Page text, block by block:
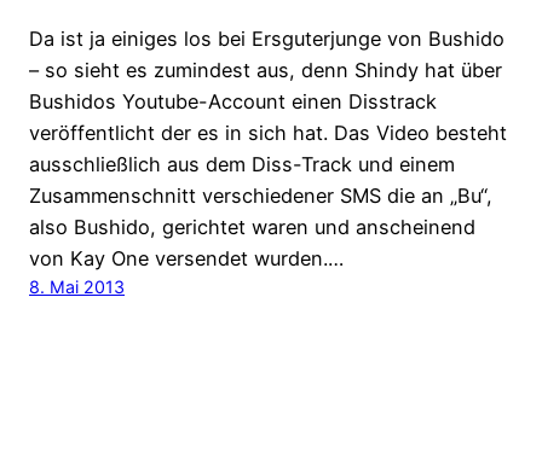
Da ist ja einiges los bei Ersguterjunge von Bushido
– so sieht es zumindest aus, denn Shindy hat über
Bushidos Youtube-Account einen Disstrack
veröffentlicht der es in sich hat. Das Video besteht
ausschließlich aus dem Diss-Track und einem
Zusammenschnitt verschiedener SMS die an „Bu“,
also Bushido, gerichtet waren und anscheinend
von Kay One versendet wurden.…
8. Mai 2013